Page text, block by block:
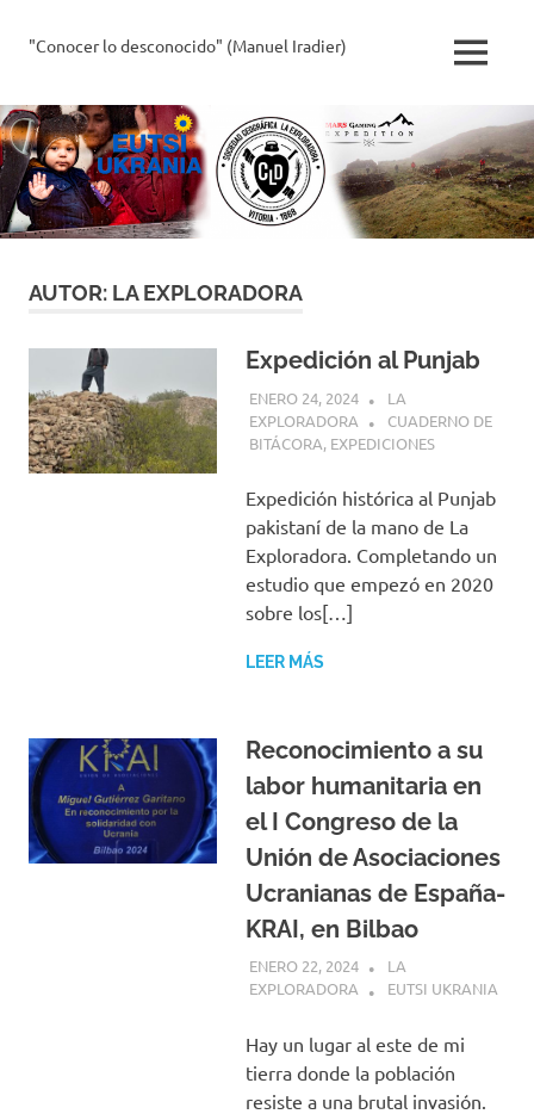
La
Exploradora
"Conocer lo desconocido" (Manuel Iradier)
MENÚ
AUTOR: LA EXPLORADORA
Expedición al Punjab
ENERO 24, 2024
LA
EXPLORADORA
CUADERNO DE
BITÁCORA, EXPEDICIONES
Expedición histórica al Punjab
pakistaní de la mano de La
Exploradora. Completando un
estudio que empezó en 2020
sobre los[…]
LEER MÁS
Reconocimiento a su
labor humanitaria en
el I Congreso de la
Unión de Asociaciones
Ucranianas de España-
KRAI, en Bilbao
ENERO 22, 2024
LA
EXPLORADORA
EUTSI UKRANIA
Hay un lugar al este de mi
tierra donde la población
resiste a una brutal invasión.